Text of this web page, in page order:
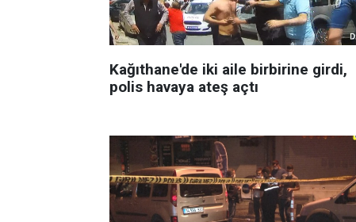
Kağıthane'de iki aile birbirine girdi,
polis havaya ateş açtı